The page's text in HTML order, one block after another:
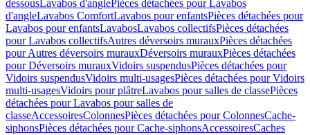
dessousLavabos d'anglePièces détachées pour Lavabos
d'angleLavabos ComfortLavabos pour enfantsPièces détachées pour
Lavabos pour enfantsLavabosLavabos collectifsPièces détachées
pour Lavabos collectifsAutres déversoirs murauxPièces détachées
pour Autres déversoirs murauxDéversoirs murauxPièces détachées
pour Déversoirs murauxVidoirs suspendusPièces détachées pour
Vidoirs suspendusVidoirs multi-usagesPièces détachées pour Vidoirs
multi-usagesVidoirs pour plâtreLavabos pour salles de classePièces
détachées pour Lavabos pour salles de
classeAccessoiresColonnesPièces détachées pour ColonnesCache-
siphonsPièces détachées pour Cache-siphonsAccessoiresCaches